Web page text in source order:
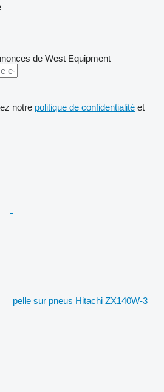
de West Equipment
notre politique de confidentialité et
pelle sur pneus Hitachi ZX140W-3